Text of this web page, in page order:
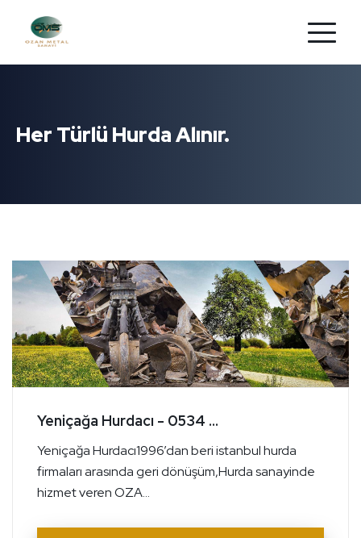
Her Türlü Hurda Alınır.
Yeniçağa Hurdacı - 0534 ...
Yeniçağa Hurdacı1996’dan beri istanbul hurda
firmaları arasında geri dönüşüm,Hurda sanayinde
hizmet veren OZA...